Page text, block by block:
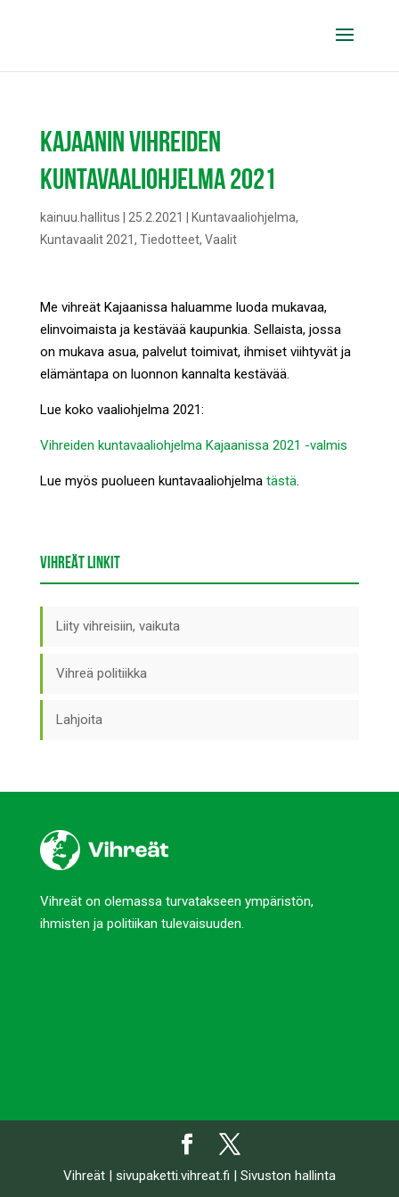
KAJAANIN VIHREIDEN
KUNTAVAALIOHJELMA 2021
kainuu.hallitus 25.2.2021 Kuntavaaliohjelma,
Kuntavaalit 2021 , Tiedotteet, Vaalit
Me vihreät Kajaanissa haluamme luoda mukavaa,
elinvoimaista ja kestävää kaupunkia. Sellaista, jossa
on mukava asua, palvelut toimivat, ihmiset viihtyvät ja
elämäntapa on luonnon kannalta kestävää.
Lue koko vaaliohjelma 2021:
Vihreiden kuntavaaliohjelma Kajaanissa 2021 -valmis
Lue myös puolueen kuntavaaliohjelma tästä.
VIHREÄT LINKIT
Liity vihreisiin, vaikuta
Vihreä politiikka
Lahjoita
Vihreät on olemassa turvatakseen ympäristön,
ihmisten ja politiikan tulevaisuuden.
Vihreät| sivupaketti.vihreat.fi | Sivuston hallinta